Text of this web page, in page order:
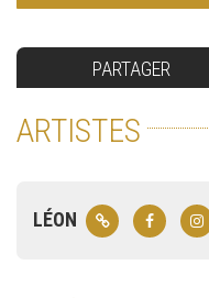
PARTAGER
ARTISTES
LÉON